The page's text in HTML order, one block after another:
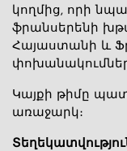
կողմից, որի
ֆրանսերենի
Հայաստանի և
Կայքի թիմը
առաջարկ։